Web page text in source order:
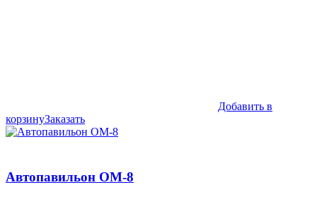
Добавить в
корзинуЗаказать
Автопавильон ОМ-8